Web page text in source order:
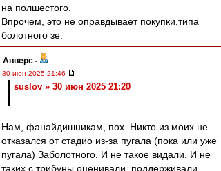
на полшестого.
Впрочем, это не оправдывает покупки,типа
болотного зе.
Авверс -
30 июн 2025 21:46
suslov » 30 июн 2025 21:20
Нам, фанайдишникам, пох. Никто из моих не
отказался от стадио из-за пугала (пока или уже
пугала) Заболотного. И не такое видали. И не
таких с трибуны оценивали, поддерживали,